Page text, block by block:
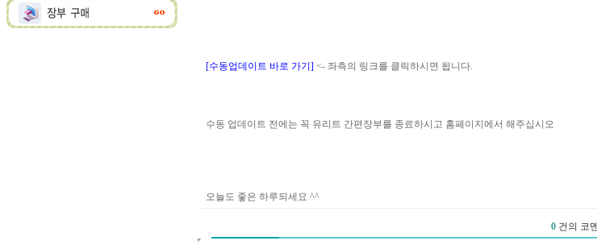
[수동업데이트 바로 가기] <- 좌측의 링크를 클릭하시면 됩니다.
수동 업데이트 전에는 꼭 유리트 간편장부를 종료하시고 홈페이지에서 해주십시오
오늘도 좋은 하루되세요 ^^